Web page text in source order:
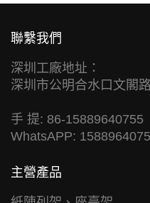
聯繫我們
深圳工廠地址：
深圳市公明合水口文閣
手 提: 86-15889640755
WhatsAPP:
主營產品